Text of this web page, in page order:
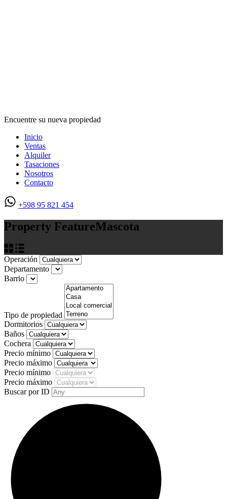
Encuentre su nueva propiedad
Inicio
Ventas
Alquiler
Tasaciones
Nosotros
Contacto
+598 95 821 454
Property FeatureMascota
Operación
Departamento
Barrio
Tipo de propiedad
Dormitorios
Baños
Cochera
Precio mínimo
Precio máximo
Precio mínimo
Precio máximo
Buscar por ID